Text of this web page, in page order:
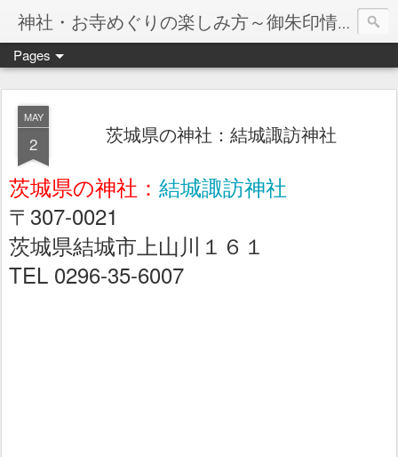
神社・お寺めぐりの楽しみ方～御朱印情報マップ～
Pages
MAY
2 茨城県の神社：結城諏訪神社
茨城県の神社： 結城諏訪神社
〒307-0021
茨城県結城市上山川１６１
TEL 0296-35-6007